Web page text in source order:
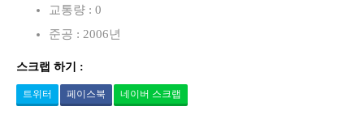
교통량 : 0
준공 : 2006년
스크랩 하기 :
트위터 페이스북 네이버 스크랩